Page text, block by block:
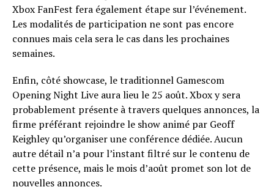
Xbox FanFest fera également étape sur l’événement.
Les modalités de participation ne sont pas encore
connues mais cela sera le cas dans les prochaines
semaines.
Enfin, côté showcase, le traditionnel Gamescom
Opening Night Live aura lieu le 25 août. Xbox y sera
probablement présente à travers quelques annonces, la
firme préférant rejoindre le show animé par Geoff
Keighley qu’organiser une conférence dédiée. Aucun
autre détail n’a pour l’instant filtré sur le contenu de
cette présence, mais le mois d’août promet son lot de
nouvelles annonces.